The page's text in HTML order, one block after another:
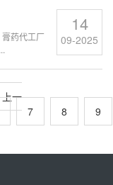
药代工厂
14
09-2025
上一
7 8
9